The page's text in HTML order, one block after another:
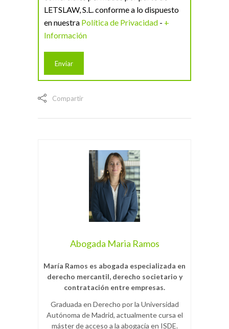
LETSLAW, S.L. conforme a lo dispuesto
en nuestra Política de Privacidad - +
Información
Compartir
Abogada Maria Ramos
María Ramos es abogada especializada en
derecho mercantil, derecho societario y
contratación entre empresas.
Graduada en Derecho por la Universidad
Autónoma de Madrid, actualmente cursa el
máster de acceso a la abogacía en ISDE.